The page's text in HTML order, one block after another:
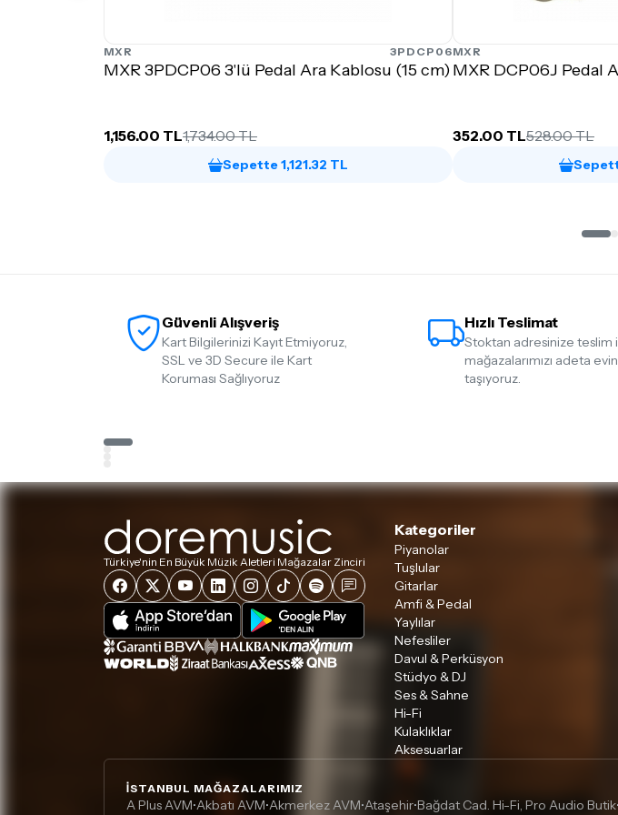
MXR 3PDCP06
MXR 3PDCP06 3'lü Pedal Ara Kablosu (15 cm)
1,156.00 TL1,734.00 TL
Sepette 1,121.32 TL
MXR
MXR DCP06J Pedal
352.00 TL528.00 TL
Güvenli Alışveriş
Kart Bilgilerinizi Kayıt Etmiyoruz,
SSL ve 3D Secure ile Kart
Koruması Sağlıyoruz
Hızlı Teslimat
Stoktan adresinize teslim
mağazalarımızı adeta
taşıyoruz.
Türkiye'nin En Büyük Müzik Aletleri Mağazalar Zinciri
Kategoriler
Piyanolar
Tuşlular
Gitarlar
Amfi & Pedal
Yaylılar
Nefesliler
Davul & Perküsyon
Stüdyo & DJ
Ses & Sahne
Hi-Fi
Kulaklıklar
Aksesuarlar
İSTANBUL MAĞAZALARIMIZ
A Plus AVM•Akbatı AVM•Akmerkez AVM•Ataşehir•Bağdat Cad. Hi-Fi, Pro Audio Butik•